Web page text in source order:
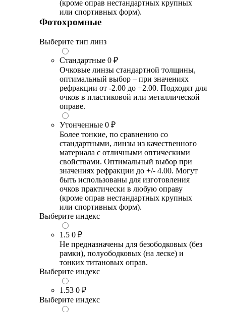
(кроме оправ нестандартных крупных
или спортивных форм).
Фотохромные
Выберите тип линз
Стандартные 0 ₽
Очковые линзы стандартной толщины,
оптимальный выбор – при значениях
рефракции от -2.00 до +2.00. Подходят для
очков в пластиковой или металлической
оправе.
Утонченные 0 ₽
Более тонкие, по сравнению со
стандартными, линзы из качественного
материала с отличными оптическими
свойствами. Оптимальный выбор при
значениях рефракции до +/- 4.00. Могут
быть использованы для изготовления
очков практически в любую оправу
(кроме оправ нестандартных крупных
или спортивных форм).
Выберите индекс
1.5 0 ₽
Не предназначены для безободковых (без
рамки), полуободковых (на леске) и
тонких титановых оправ.
Выберите индекс
1.53 0 ₽
Выберите индекс